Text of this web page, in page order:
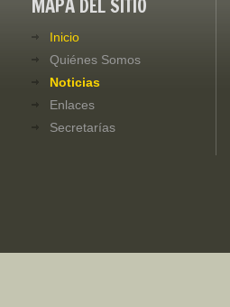
MAPA DEL SITIO
Inicio
Quiénes Somos
Noticias
Enlaces
Secretarías